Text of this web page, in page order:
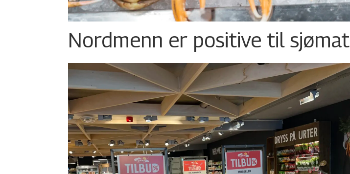
Nordmenn er positive til